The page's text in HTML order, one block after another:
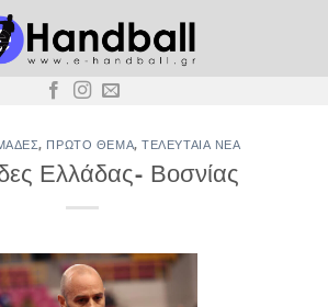
, ΠΡΏΤΟ ΘΈΜΑ,ΤΕΛΕΥΤΑΊΑ ΝΈΑ
Ελλάδας- Βοσνίας